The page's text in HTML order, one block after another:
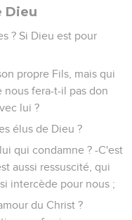
Dieu
? Si Dieu est pour
propre Fils, mais qui
nous fera-t-il pas don
lui ?
élus de Dieu ?
qui condamne ? -C'est
aussi ressuscité, qui
intercède pour nous ;
du Christ ?